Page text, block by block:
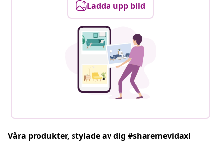
Ladda upp bild
Våra produkter, stylade av dig #sharemevidaxl